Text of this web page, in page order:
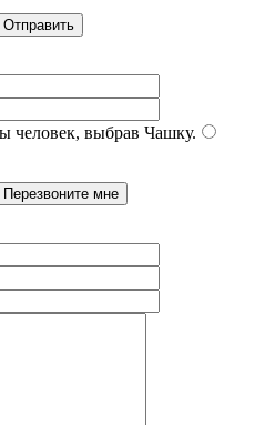
человек, выбрав Чашку.